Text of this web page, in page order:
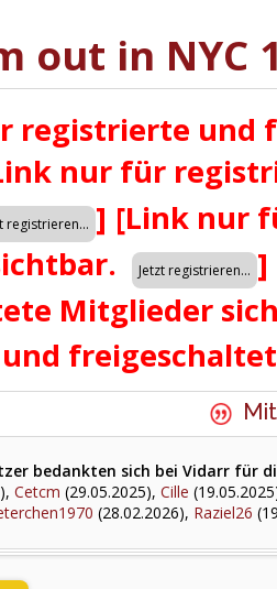
out in NYC
registrierte und
nur für
] [Link nur
]
Mitglieder
bedankten sich bei Vidarr für
Cetcm (29.05.2025), Cille
(28.02.2026), Raziel26